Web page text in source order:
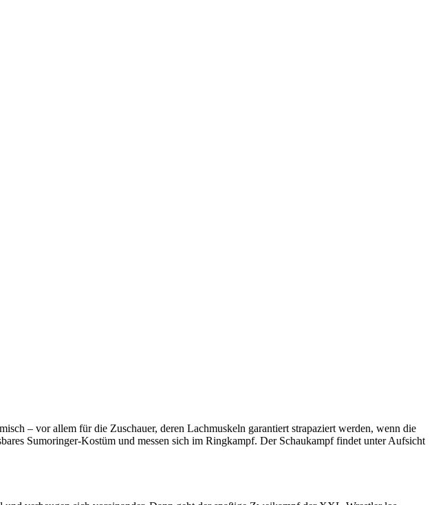
– vor allem für die Zuschauer, deren Lachmuskeln garantiert strapaziert werden, wenn die
Sumoringer-Kostüm und messen sich im Ringkampf. Der Schaukampf findet unter Aufsicht